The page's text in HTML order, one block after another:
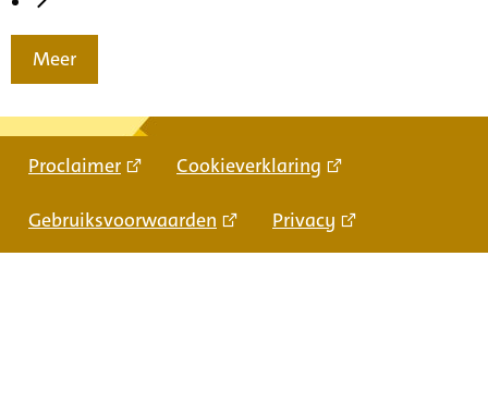
Meer
Proclaimer Cookieverklaring
Gebruiksvoorwaarden Privacy